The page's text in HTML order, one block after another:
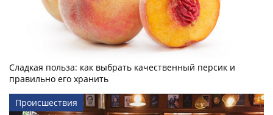
Сладкая польза: как выбрать качественный персик и
правильно его хранить
Происшествия